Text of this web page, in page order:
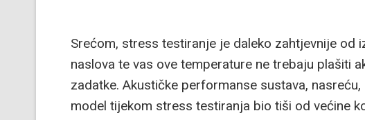
Srećom, stress testiranje je daleko zahtjevnije od
naslova te vas ove temperature ne trebaju plašiti
zadatke. Akustičke performanse sustava,
model tijekom stress testiranja bio tiši od većine